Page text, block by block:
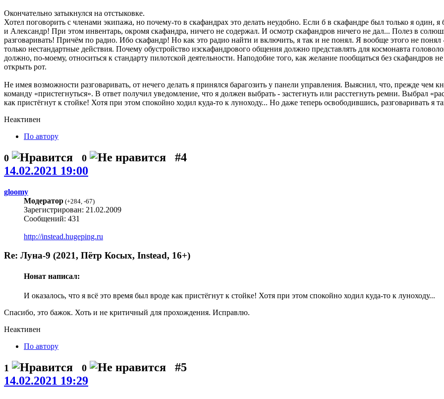
Окончательно затыкнулся на отстыковке.
Хотел поговорить с членами экипажа, но почему-то в скафандрах это делать неудобно. Если б в скафандре был только я один,
и Александр! При этом инвентарь, окромя скафандра, ничего не содержал. И осмотр скафандров ничего не дал... Полез в
разговаривать! Причём по радио. Ибо скафандр! Но как это радио найти и включить, я так и не понял. Я вообще этого не
только нестандартные действия. Почему обустройство изскафандрового общения должно представлять для космонавта
должно, по-моему, относиться к стандарту пилотской деятельности. Наподобие того, как желание пообщаться без скафандров
открыть рот.
Не имея возможности разговаривать, от нечего делать я принялся барагозить у панели управления. Выяснил, что, прежде чем
команду «пристегнуться». В ответ получил уведомление, что я должен выбрать - застегнуть или расстегнуть ремни. Выбрал
как пристёгнут к стойке! Хотя при этом спокойно ходил куда-то к луноходу... Но даже теперь освободившись, разговаривать я
Неактивен
По автору
0 0
#4
14.02.2021 19:00
gloomy
Модератор (+284 -67)
Зарегистрирован: 21.02.2009
Сообщений: 431
http://instead.hugeping.ru
Re: Луна-9 (2021, Пётр Косых, Instead, 16+)
Нонат написал:
И оказалось, что я всё это время был вроде как пристёгнут к стойке! Хотя при этом спокойно ходил куда-то к луноходу...
Спасибо, это бажок. Хоть и не критичный для прохождения. Исправлю.
Неактивен
По автору
1 0
#5
14.02.2021 19:29